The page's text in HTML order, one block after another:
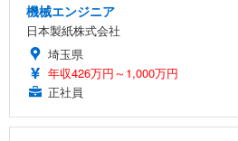
機械エンジニア
日本製紙株式会社
埼玉県
年収426万円～1,000万円
正社員